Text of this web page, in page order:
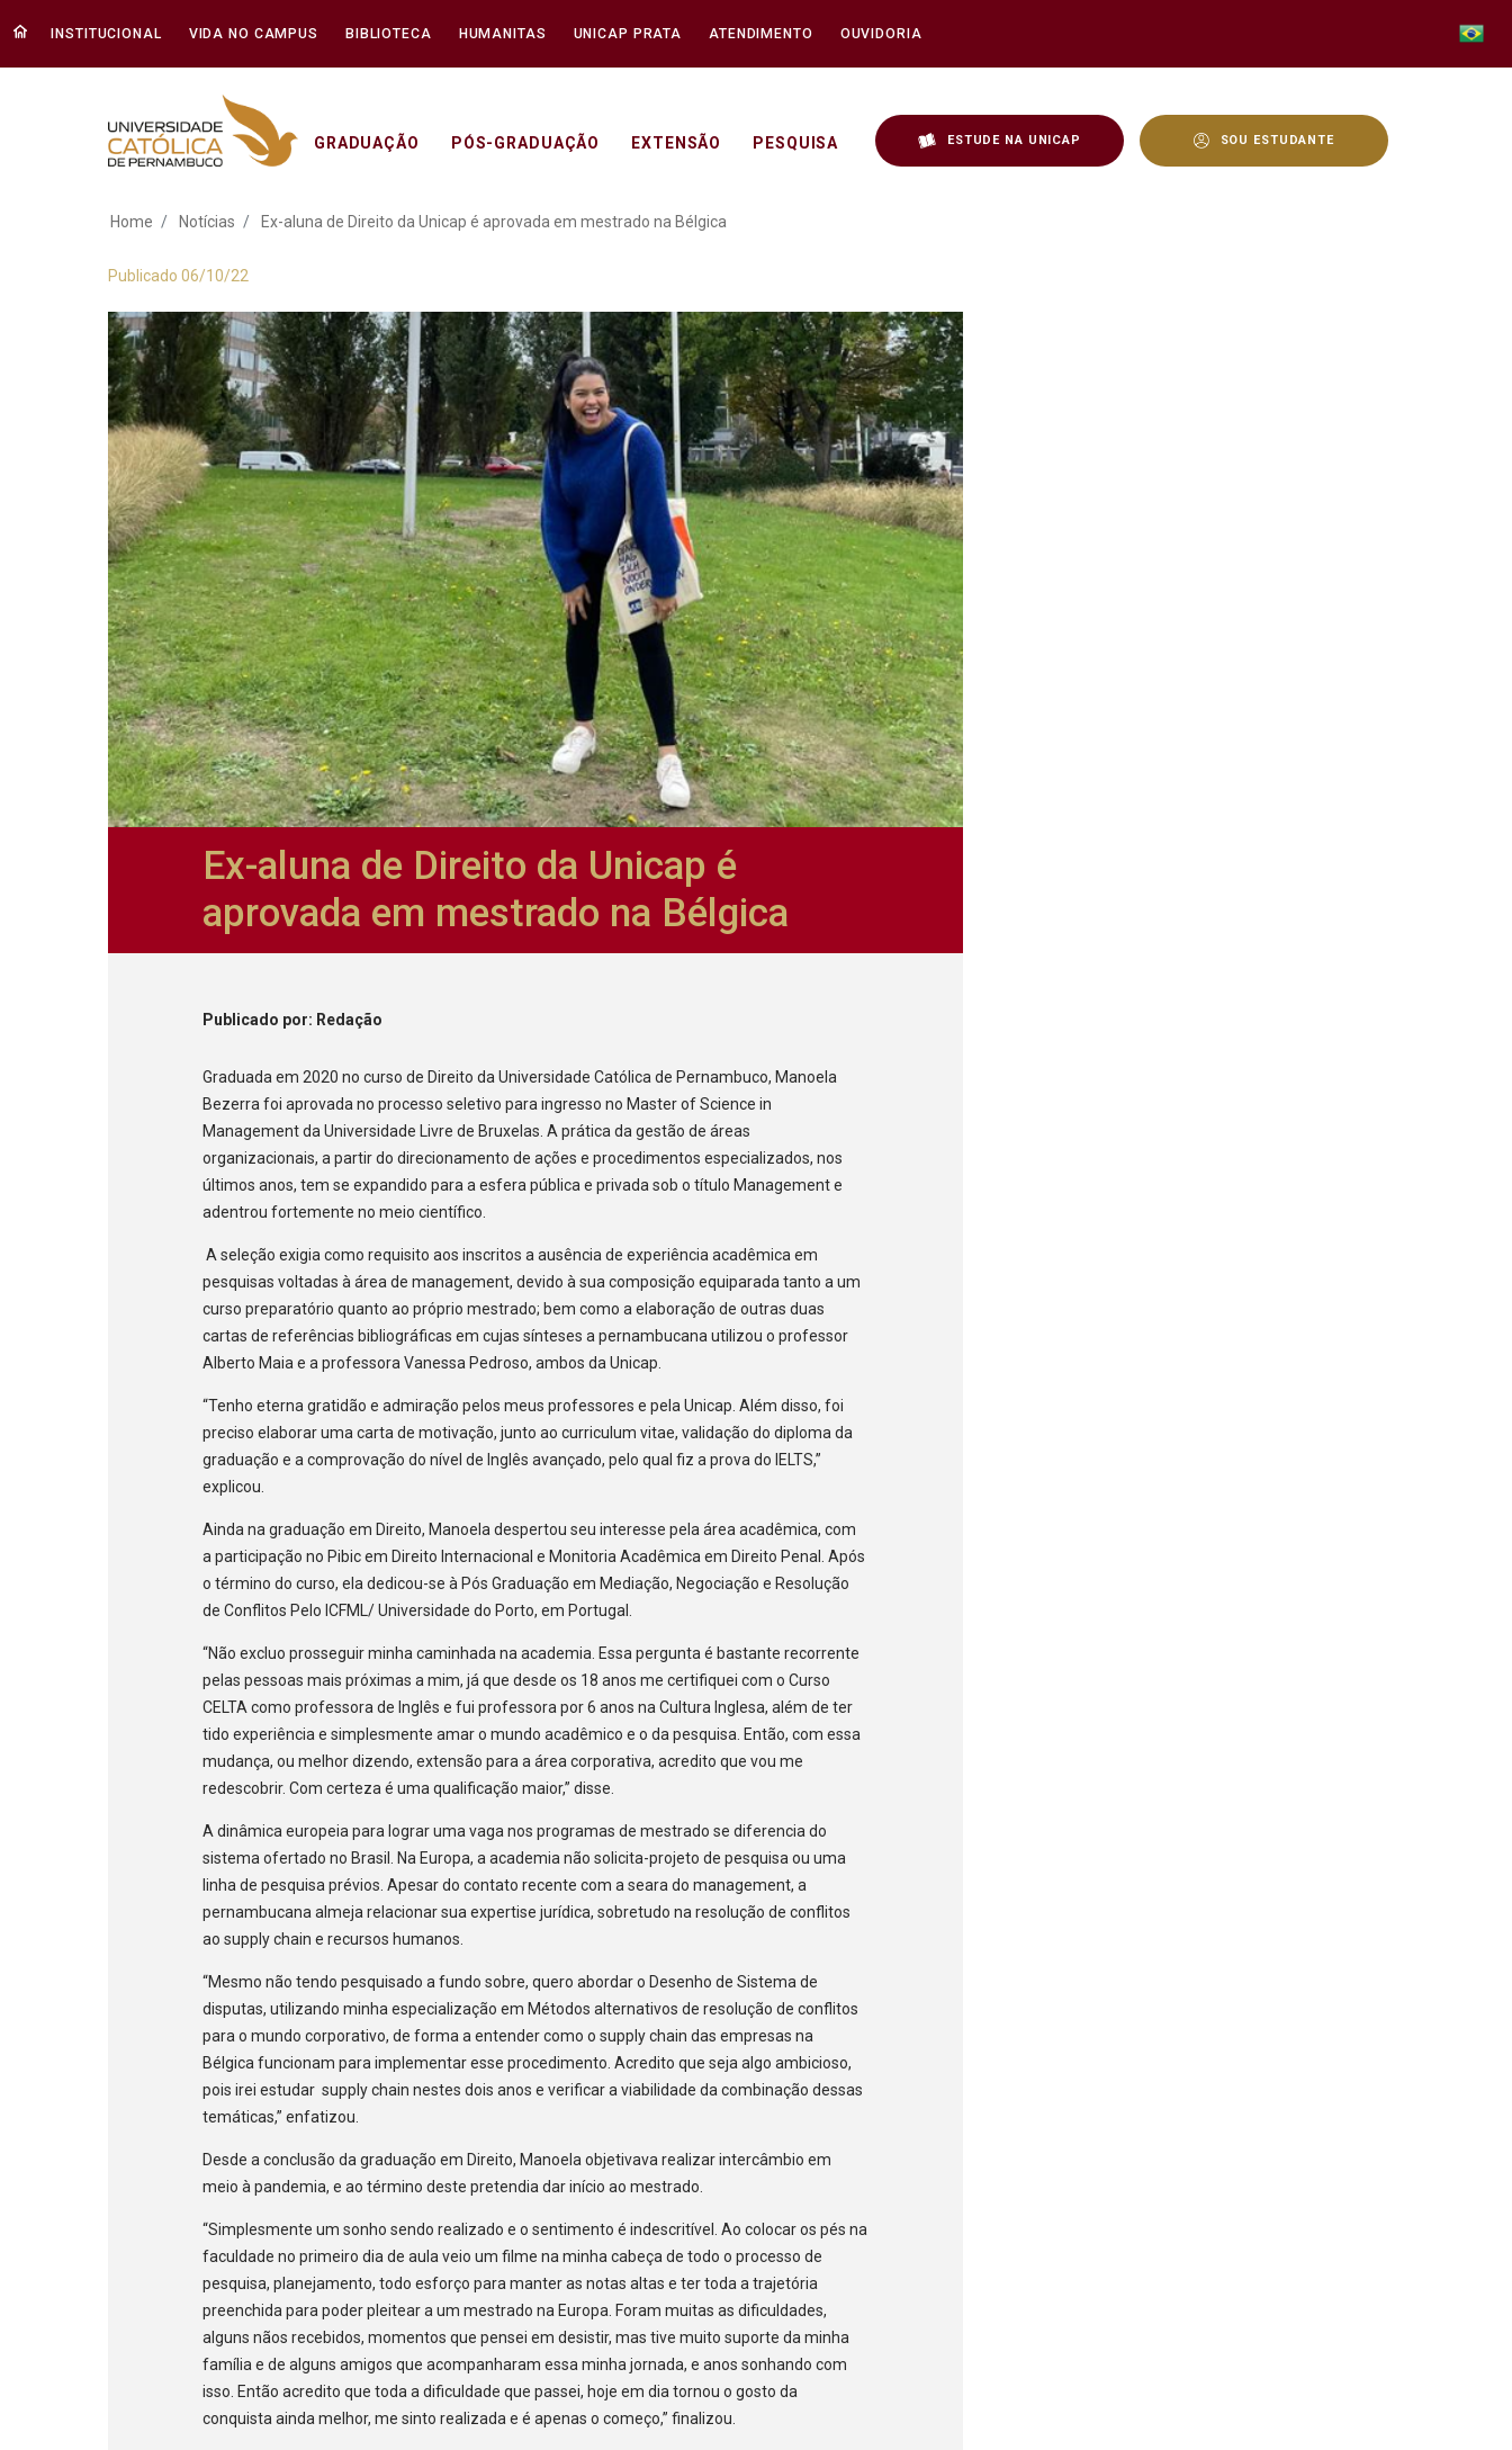
INSTITUCIONAL VIDA NO CAMPUS BIBLIOTECA HUMANITAS UNICAP PRATA ATENDIMENTO OUVIDORIA
GRADUAÇÃO PÓS-GRADUAÇÃO EXTENSÃO PESQUISA ESTUDE NA UNICAP SOU ESTUDANTE
Ex-aluna de Direito da Unicap é aprovada em mestrado na Bélgica -
Home Notícias Ex-aluna de Direito da Unicap é aprovada em mestrado na Bélgica
Publicado 06/10/22
Ex-aluna de Direito da Unicap é
aprovada em mestrado na Bélgica
Publicado por: Redação
Graduada em 2020 no curso de Direito da Universidade Católica de Pernambuco, Manoela
Bezerra foi aprovada no processo seletivo para ingresso no Master of Science in
Management da Universidade Livre de Bruxelas. A prática da gestão de áreas
organizacionais, a partir do direcionamento de ações e procedimentos especializados, nos
últimos anos, tem se expandido para a esfera pública e privada sob o título Management e
adentrou fortemente no meio científico.
A seleção exigia como requisito aos inscritos a ausência de experiência acadêmica em
pesquisas voltadas à área de management, devido à sua composição equiparada tanto a um
curso preparatório quanto ao próprio mestrado; bem como a elaboração de outras duas
cartas de referências bibliográficas em cujas sínteses a pernambucana utilizou o professor
Alberto Maia e a professora Vanessa Pedroso, ambos da Unicap.
“Tenho eterna gratidão e admiração pelos meus professores e pela Unicap. Além disso, foi
preciso elaborar uma carta de motivação, junto ao curriculum vitae, validação do diploma da
graduação e a comprovação do nível de Inglês avançado, pelo qual fiz a prova do IELTS,”
explicou.
Ainda na graduação em Direito, Manoela despertou seu interesse pela área acadêmica, com
a participação no Pibic em Direito Internacional e Monitoria Acadêmica em Direito Penal. Após
o término do curso, ela dedicou-se à Pós Graduação em Mediação, Negociação e Resolução
de Conflitos Pelo ICFML/ Universidade do Porto, em Portugal.
“Não excluo prosseguir minha caminhada na academia. Essa pergunta é bastante recorrente
pelas pessoas mais próximas a mim, já que desde os 18 anos me certifiquei com o Curso
CELTA como professora de Inglês e fui professora por 6 anos na Cultura Inglesa, além de ter
tido experiência e simplesmente amar o mundo acadêmico e o da pesquisa. Então, com essa
mudança, ou melhor dizendo, extensão para a área corporativa, acredito que vou me
redescobrir. Com certeza é uma qualificação maior,” disse.
A dinâmica europeia para lograr uma vaga nos programas de mestrado se diferencia do
sistema ofertado no Brasil. Na Europa, a academia não solicita-projeto de pesquisa ou uma
linha de pesquisa prévios. Apesar do contato recente com a seara do management, a
pernambucana almeja relacionar sua expertise jurídica, sobretudo na resolução de conflitos
ao supply chain e recursos humanos.
“Mesmo não tendo pesquisado a fundo sobre, quero abordar o Desenho de Sistema de
disputas, utilizando minha especialização em Métodos alternativos de resolução de conflitos
para o mundo corporativo, de forma a entender como o supply chain das empresas na
Bélgica funcionam para implementar esse procedimento. Acredito que seja algo ambicioso,
pois irei estudar supply chain nestes dois anos e verificar a viabilidade da combinação dessas
temáticas,” enfatizou.
Desde a conclusão da graduação em Direito, Manoela objetivava realizar intercâmbio em
meio à pandemia, e ao término deste pretendia dar início ao mestrado.
“Simplesmente um sonho sendo realizado e o sentimento é indescritível. Ao colocar os pés na
faculdade no primeiro dia de aula veio um filme na minha cabeça de todo o processo de
pesquisa, planejamento, todo esforço para manter as notas altas e ter toda a trajetória
preenchida para poder pleitear a um mestrado na Europa. Foram muitas as dificuldades,
alguns nãos recebidos, momentos que pensei em desistir, mas tive muito suporte da minha
família e de alguns amigos que acompanharam essa minha jornada, e anos sonhando com
isso. Então acredito que toda a dificuldade que passei, hoje em dia tornou o gosto da
conquista ainda melhor, me sinto realizada e é apenas o começo,” finalizou.